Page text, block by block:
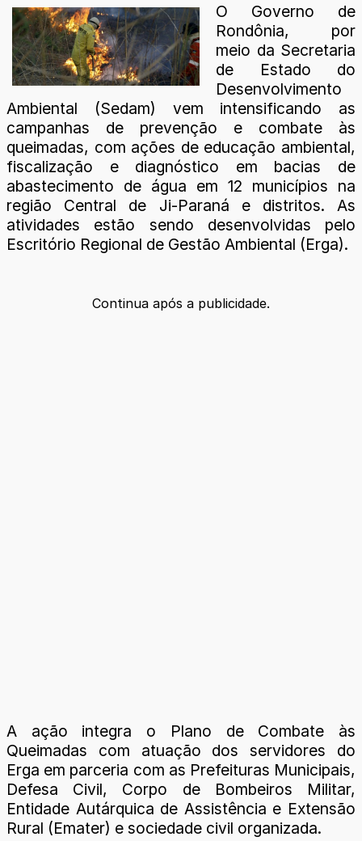
O Governo de
Rondônia, por
meio da Secretaria
de Estado do
Desenvolvimento
Ambiental (Sedam) vem intensificando as
campanhas de prevenção e combate às
queimadas, com ações de educação ambiental,
fiscalização e diagnóstico em bacias de
abastecimento de água em 12 municípios na
região Central de Ji-Paraná e distritos. As
atividades estão sendo desenvolvidas pelo
Escritório Regional de Gestão Ambiental (Erga).
Continua após a publicidade.
A ação integra o Plano de Combate às
Queimadas com atuação dos servidores do
Erga em parceria com as Prefeituras Municipais,
Defesa Civil, Corpo de Bombeiros Militar,
Entidade Autárquica de Assistência e Extensão
Rural (Emater) e sociedade civil organizada.